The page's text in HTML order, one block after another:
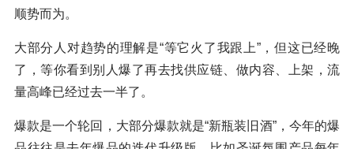
顺势而为。
大部分人对趋势的理解是“等它火了我跟上”，但这已经晚
了，等你看到别人爆了再去找供应链、做内容、上架，流
量高峰已经过去一半了。
爆款是一个轮回，大部分爆款就是“新瓶装旧酒”，今年的爆